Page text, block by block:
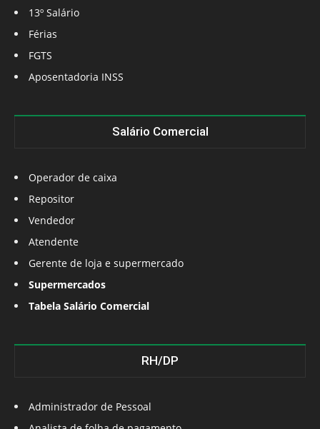
13º Salário
Férias
FGTS
Aposentadoria INSS
Salário Comercial
Operador de caixa
Repositor
Vendedor
Atendente
Gerente de loja e supermercado
Supermercados
Tabela Salário Comercial
RH/DP
Administrador de Pessoal